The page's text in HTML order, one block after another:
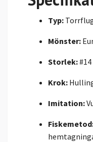
Typ:
Mönster:
Storlek:#14
Krok:
Imitation: